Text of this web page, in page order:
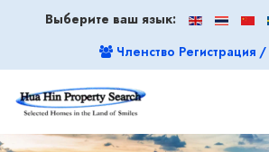
Выберите ваш язык:
Членство Регистрация /